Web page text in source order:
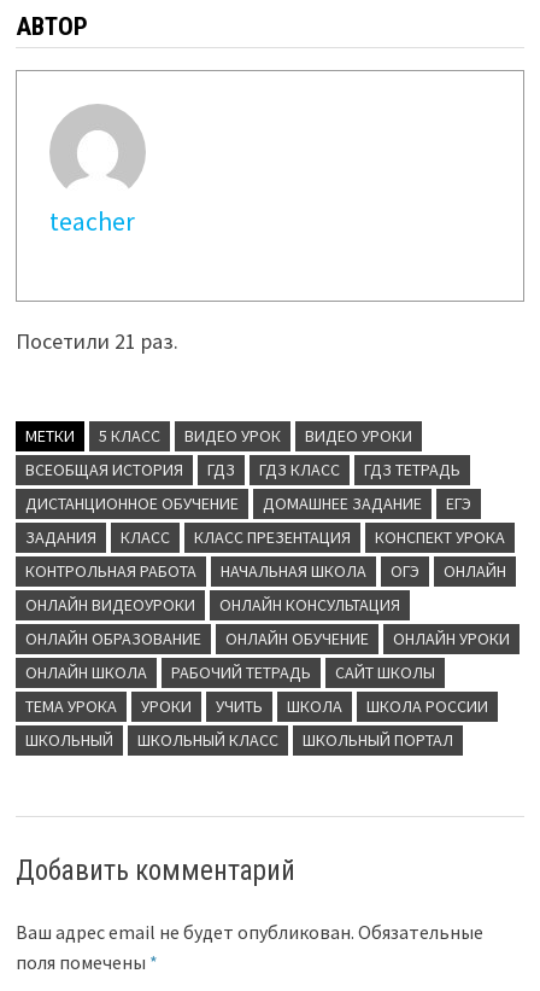
АВТОР
teacher
Посетили 21 раз.
МЕТКИ 5 КЛАСС ВИДЕО УРОК
ВИДЕО УРОКИ
ВСЕОБЩАЯ ИСТОРИЯ
ГДЗ ГДЗ КЛАСС
ГДЗ ТЕТРАДЬ
ДИСТАНЦИОННОЕ ОБУЧЕНИЕ
ДОМАШНЕЕ ЗАДАНИЕ
ЕГЭ
ЗАДАНИЯ
КЛАСС КЛАСС ПРЕЗЕНТАЦИЯ
КОНСПЕКТ УРОКА
КОНТРОЛЬНАЯ РАБОТА
НАЧАЛЬНАЯ ШКОЛА ОГЭ
ОНЛАЙН
ОНЛАЙН ВИДЕОУРОКИ
ОНЛАЙН КОНСУЛЬТАЦИЯ
ОНЛАЙН ОБРАЗОВАНИЕ
ОНЛАЙН ОБУЧЕНИЕ
ОНЛАЙН УРОКИ
ОНЛАЙН ШКОЛА
РАБОЧИЙ ТЕТРАДЬ
САЙТ ШКОЛЫ
ТЕМА УРОКА
УРОКИ УЧИТЬ ШКОЛА
ШКОЛА РОССИИ
ШКОЛЬНЫЙ
ШКОЛЬНЫЙ КЛАСС ШКОЛЬНЫЙ ПОРТАЛ
Добавить комментарий
Ваш адрес email не будет опубликован. Обязательные
поля помечены *